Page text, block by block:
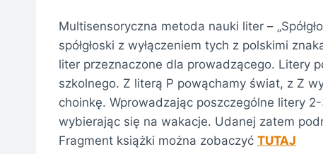
Multisensoryczna metoda nauki liter –
spółgłoski z wyłączeniem tych z polskimi
liter przeznaczone dla prowadzącego. Litery
szkolnego. Z literą P powąchamy świat, z Z
choinkę. Wprowadzając poszczególne litery
wybierając się na wakacje. Udanej zatem
Fragment książki można zobaczyć TUTAJ